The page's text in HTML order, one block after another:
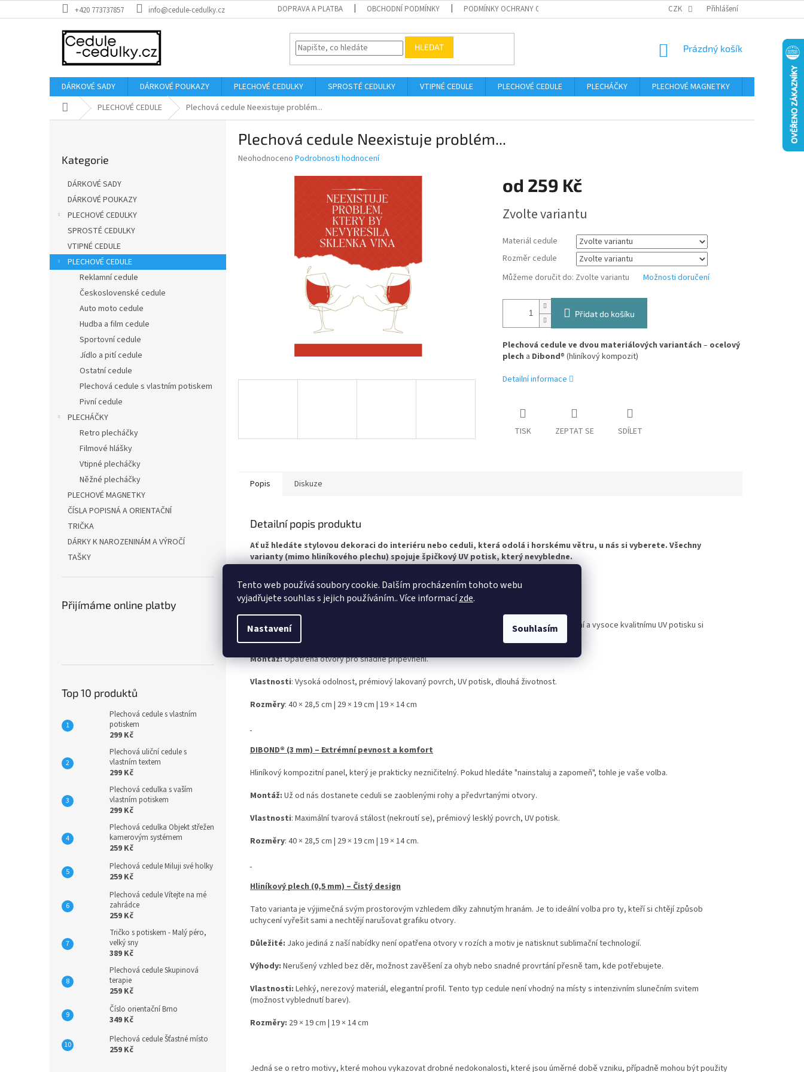
Tento web používá soubory cookie. Dalším procházením tohoto webu
vyjadřujete souhlas s jejich používáním.. Více informacízde.
Nastavení Souhlasím
na
+420 773737857 info@cedule-cedulky.cz DOPRAVA A PLATBA OBCHODNÍ PODMÍNKY PODMÍNKY OCHRANY OSOBNÍCH ÚDAJŮ CZK Přihlášení
HLEDAT
NÁKUPNÍ
Prázdný košík
DÁRKOVÉ SADY DÁRKOVÉ POUKAZY PLECHOVÉ CEDULKY SPROSTÉ CEDULKY VTIPNÉ CEDULE PLECHOVÉ CEDULE PLECHÁČKY PLECHOVÉ MAGNETKY
ČÍSLA
Domů PLECHOVÉ CEDULE Plechová cedule Neexistuje problém...
a
n
kategorie
Kategorie
DÁRKOVÉ SADY
DÁRKOVÉ POUKAZY
PLECHOVÉ CEDULKY
SPROSTÉ CEDULKY
VTIPNÉ CEDULE
PLECHOVÉ CEDULE
Reklamní cedule
Československé cedule
Auto moto cedule
Hudba a film cedule
Sportovní cedule
Jídlo a pití cedule
Ostatní cedule
Plechová cedule s vlastním potiskem
Pivní cedule
PLECHÁČKY
Retro plecháčky
Filmové hlášky
Vtipné plecháčky
Něžné plecháčky
PLECHOVÉ MAGNETKY
ČÍSLA POPISNÁ A ORIENTAČNÍ
TRIČKA
DÁRKY K NAROZENINÁM A VÝROČÍ
TAŠKY
Přijímáme online platby
Top 10 produktů
Plechová cedule s vlastním
potiskem
299 Kč
Plechová uliční cedule s
vlastním textem
299 Kč
Plechová cedulka s vaším
vlastním potiskem
299 Kč
Plechová cedulka Objekt střežen
kamerovým systémem
259 Kč
Plechová cedule Miluji své holky
259 Kč
Plechová cedule Vítejte na mé
zahrádce
259 Kč
Tričko s potiskem - Malý péro,
velký sny
389 Kč
Plechová cedule Skupinová
terapie
259 Kč
Číslo orientační Brno
349 Kč
Plechová cedule Šťastné místo
259 Kč
Plechová cedule Neexistuje problém...
Průměrné
Neohodnoceno Podrobnosti hodnocení
od 259 Kč
cena:
Zvolte variantu
Materiál cedule
Rozměr cedule
Můžeme doručit do: Zvolte variantu Možnosti doručení
Přidat do košíku
Plechová cedule ve dvou materiálových variantách – ocelový
plech a Dibond® (hliníkový kompozit)
Detailní informace
TISK ZEPTAT SE SDÍLET
Popis Diskuze
Detailní popis produktu
Ať už hledáte stylovou dekoraci do interiéru nebo ceduli, která odolá i horskému větru, u nás si vyberete. Všechny
varianty (mimo hliníkového plechu) spojuje špičkový UV potisk, který nevybledne.
OCELOVÝ PLECH – Klasická, maximálně pevná cedule v prémiovém TOP provedení
Pro ty, kteří vyžadují nekompromisní pevnost oceli. Díky speciálnímu oboustrannému lakování a vysoce kvalitnímu UV potisku si
Montáž:Opatřena otvory pro snadné připevnění.
Vlastnosti: Vysoká odolnost, prémiový lakovaný povrch, UV potisk, dlouhá životnost.
Rozměry: 40 × 28,5 cm | 29 × 19 cm | 19 × 14 cm
DIBOND® (3 mm) – Extrémní pevnost a komfort
Hliníkový kompozitní panel, který je prakticky nezničitelný. Pokud hledáte "nainstaluj a zapomeň", tohle je vaše volba.
Montáž: Už od nás dostanete ceduli se zaoblenými rohy a předvrtanými otvory.
Vlastnosti: Maximální tvarová stálost (nekroutí se), prémiový lesklý povrch, UV potisk.
Rozměry: 40 × 28,5 cm | 29 × 19 cm | 19 × 14 cm.
Hliníkový plech (0,5 mm) – Čistý design
Tato varianta je výjimečná svým prostorovým vzhledem díky zahnutým hranám. Je to ideální volba pro ty, kteří si chtějí způsob
uchycení vyřešit sami a nechtějí narušovat grafiku otvory.
Důležité: Jako jediná z naší nabídky není opatřena otvory v rozích a motiv je natisknut sublimační technologií.
Výhody: Nerušený vzhled bez děr, možnost zavěšení za ohyb nebo snadné provrtání přesně tam, kde potřebujete.
Vlastnosti: Lehký, nerezový materiál, elegantní profil. Tento typ cedule není vhodný na místy s intenzivním slunečním svitem
(možnost vyblednutí barev).
Rozměry: 29 × 19 cm | 19 × 14 cm
Jedná se o retro motivy, které mohou vykazovat drobné nedokonalosti, které jsou úměrné době vzniku, případně mohou být použity